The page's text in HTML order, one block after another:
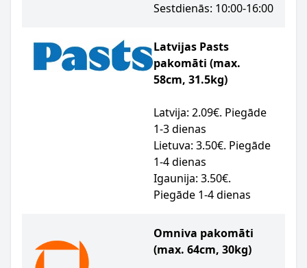
Sestdienās: 10:00-16:00
Latvijas Pasts
pakomāti (max.
58cm, 31.5kg)
Latvija: 2.09€. Piegāde
1-3 dienas
Lietuva: 3.50€. Piegāde
1-4 dienas
Igaunija: 3.50€.
Piegāde 1-4 dienas
Omniva pakomāti
(max. 64cm, 30kg)